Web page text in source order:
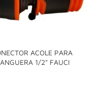
ACOLE PARA
1/2" FAUCI
